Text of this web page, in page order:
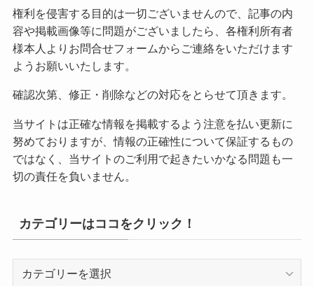
権利を侵害する目的は一切ございませんので、記事の内
容や掲載画像等に問題がございましたら、各権利所有者
様本人よりお問合せフォームからご連絡をいただけます
ようお願いいたします。
確認次第、修正・削除などの対応をとらせて頂きます。
当サイトは正確な情報を掲載するよう注意を払い更新に
努めておりますが、情報の正確性について保証するもの
ではなく、当サイトのご利用で起きたいかなる問題も一
切の責任を負いません。
カテゴリーはココをクリック！